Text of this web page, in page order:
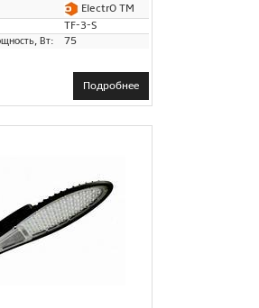
ElectrO TM
TF-3-S
Вт:
75
Подробнее